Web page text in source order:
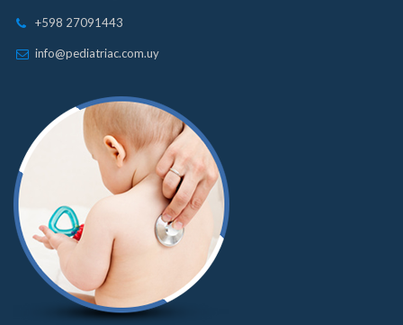
+598 27091443
info@pediatriac.com.uy